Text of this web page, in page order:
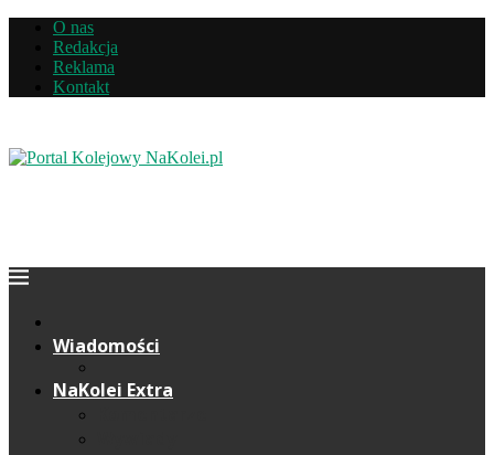
O nas
Redakcja
Reklama
Kontakt
Wiadomości
NaKolei Extra